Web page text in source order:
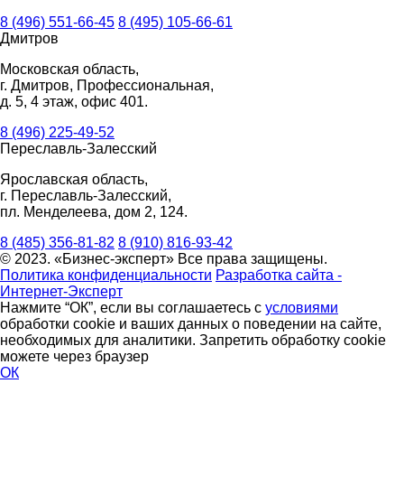
8 (496) 551-66-45 8 (495) 105-66-61
Дмитров
Московская область,
г. Дмитров, Профессиональная,
д. 5, 4 этаж, офис 401.
8 (496) 225-49-52
Переславль-Залесский
Ярославская область,
г. Переславль-Залесский,
пл. Менделеева, дом 2, 124.
8 (485) 356-81-82 8 (910) 816-93-42
© 2023. «Бизнес-эксперт» Все права защищены.
Политика конфиденциальности Разработка сайта -
Интернет-Эксперт
Нажмите “ОК”, если вы соглашаетесь с условиями
обработки cookie и ваших данных о поведении на сайте,
необходимых для аналитики. Запретить обработку cookie
можете через браузер
ОК